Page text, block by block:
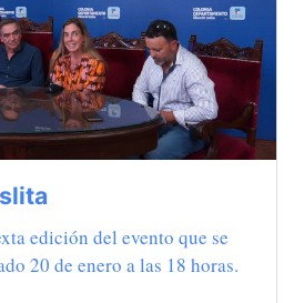
edición del evento que se
20 de enero a las 18 horas.